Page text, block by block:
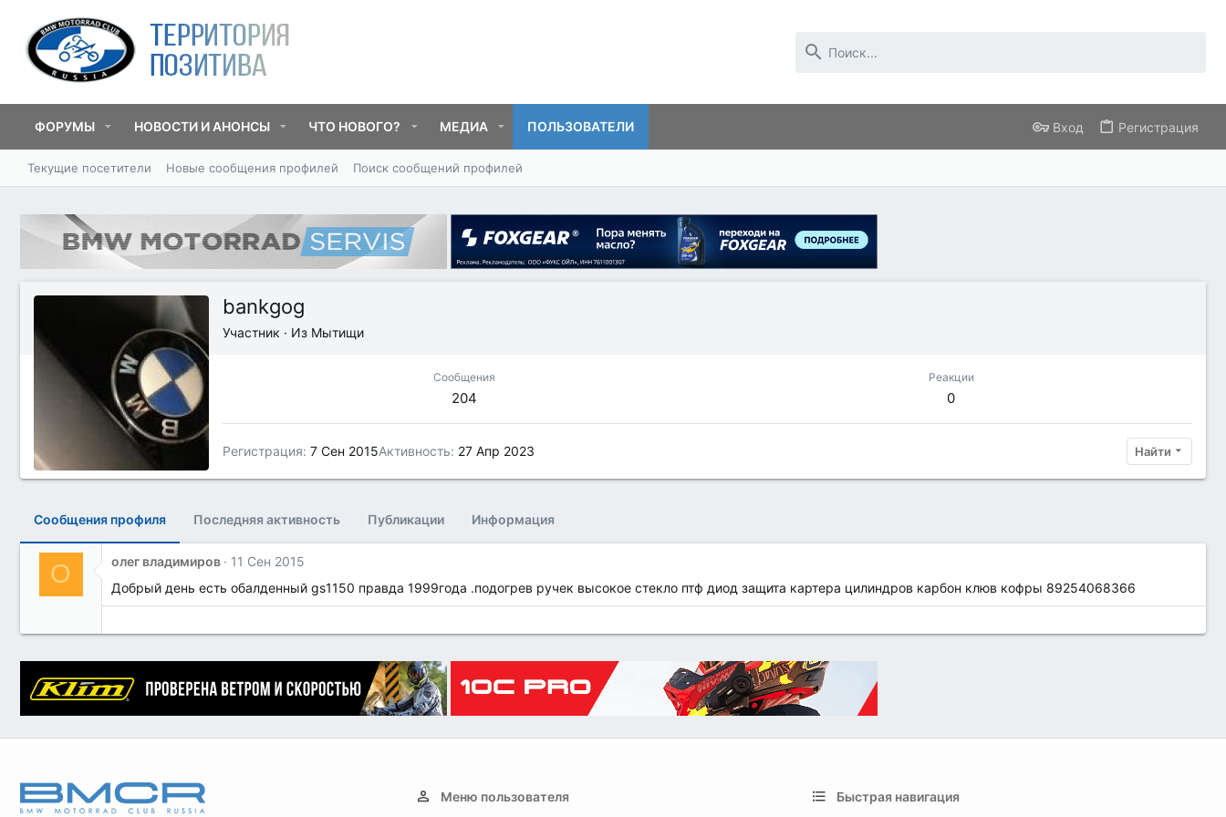
ФОРУМЫ НОВОСТИ И АНОНСЫ ЧТО НОВОГО? МЕДИА ПОЛЬЗОВАТЕЛИ Вход Регистрация
Текущие посетители Новые сообщения профилей Поиск сообщений профилей
bankgog
Участник · Из Мытищи
Сообщения
204
Реакции
0
Регистрация 7 Сен 2015Активность 27 Апр 2023 Найти
Сообщения профиля Последняя активность Публикации Информация
О олег владимиров
11 Сен 2015
Добрый день есть обалденный gs1150 правда 1999года .подогрев ручек высокое стекло птф диод защита картера цилиндров карбон клюв кофры 89254068366
Меню пользователя Быстрая навигация